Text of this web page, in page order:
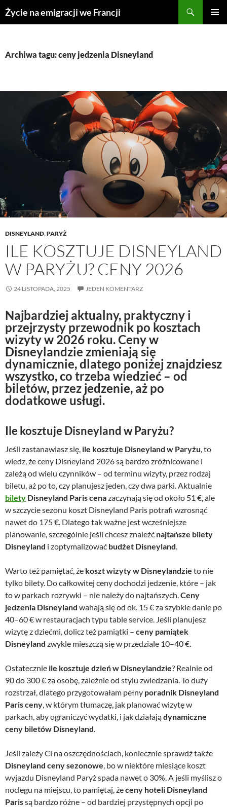
Przejdź
doŻycie na emigracji we Francji
Archiwa tagu: ceny jedzenia Disneyland
DISNEYLAND,PARYŻ
ILE KOSZTUJE DISNEYLAND
W PARYŻU? CENY 2026
24 LISTOPADA, 2025 JEDEN KOMENTARZ
Najbardziej aktualny, praktyczny i
przejrzysty przewodnik po kosztach
wizyty w 2026 roku. Ceny w
Disneylandzie zmieniają się
dynamicznie, dlatego poniżej znajdziesz
wszystko, co trzeba wiedzieć – od
biletów, przez jedzenie, aż po
dodatkowe usługi.
Ile kosztuje Disneyland w Paryżu?
Jeśli zastanawiasz się, ile kosztuje Disneyland w Paryżu , to
wiedz, że ceny Disneyland 2026 są bardzo zróżnicowane i
zależą od wielu czynników – od terminu wizyty, przez rodzaj
biletu, aż po to, czy planujesz jeden, czy dwa parki. Aktualnie
bilety Disneyland Paris cenazaczynają się od około 51 €, ale
w szczycie sezonu koszt Disneyland Paris potrafi wzrosnąć
nawet do 175 €. Dlatego tak ważne jest wcześniejsze
planowanie, szczególnie jeśli chcesz znaleźć najtańsze bilety
Disneyland i zoptymalizować budżet Disneyland
Warto też pamiętać, że koszt wizyty w Disneylandzie to nie
tylko bilety. Do całkowitej ceny dochodzi jedzenie, które – jak
to w parkach rozrywki – nie należy do najtańszych. Ceny
jedzenia Disneyland wahają się od ok. 15 € za szybkie danie po
40–60 € w restauracjach typu table service. Jeśli planujesz
wizytę z dziećmi, dolicz też pamiątki – ceny pamiątek
Disneyland zwykle mieszczą się w przedziale 10–40 €.
Ostatecznie ile kosztuje dzień w Disneylandzie? Realnie od
90 do 300 € za osobę, zależnie od stylu zwiedzania. To duży
rozstrzał, dlatego przygotowałam pełny poradnik Disneyland
Paris ceny , w którym tłumaczę, jak planować wizytę w
parkach, aby ograniczyć wydatki, i jak działajądynamiczne
ceny biletów Disneyland
Jeśli zależy Ci na oszczędnościach, koniecznie sprawdź także
Disneyland ceny sezonowe , bo w niektóre miesiące koszt
wyjazdu Disneyland Paryż spada nawet o 30%. A jeśli myślisz o
noclegu na miejscu, to pamiętaj, żeceny hoteli Disneyland
Parissą bardzo różne – od bardziej przystępnych opcji po